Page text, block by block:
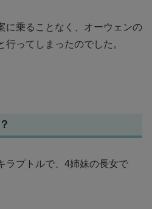
に乗ることなく、オーウェンの
行ってしまったのでした。
ラプトルで、4姉妹の長女で